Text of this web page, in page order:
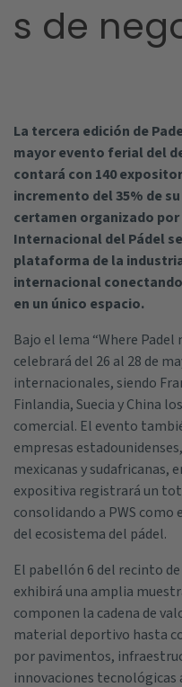
s de
La tercera edición de
mayor evento ferial del
contará con 140
incremento del 35% de
certamen organizado
Internacional del Pádel
plataforma de la
internacional
en un único espacio.
Bajo el lema “Where Padel
celebrará del 26 al 28 de
internacionales, siendo
Finlandia, Suecia y China
comercial. El evento
empresas
mexicanas y sudafricanas,
expositiva registrará un
consolidando a PWS
del ecosistema del pádel.
El pabellón 6 del recinto
exhibirá una amplia
componen la cadena de
material deportivo hasta
por pavimentos,
innovaciones tecnológicas